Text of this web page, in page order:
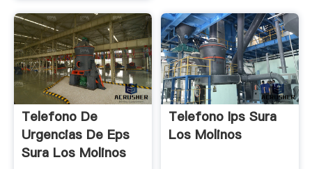
Telefono De
Urgencias De Eps
Sura Los Molinos
Telefono Ips Sura
Los Molinos